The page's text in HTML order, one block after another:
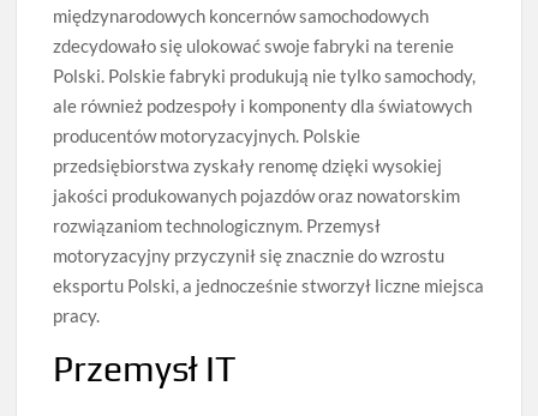
międzynarodowych koncernów samochodowych
zdecydowało się ulokować swoje fabryki na terenie
Polski. Polskie fabryki produkują nie tylko samochody,
ale również podzespoły i komponenty dla światowych
producentów motoryzacyjnych. Polskie
przedsiębiorstwa zyskały renomę dzięki wysokiej
jakości produkowanych pojazdów oraz nowatorskim
rozwiązaniom technologicznym. Przemysł
motoryzacyjny przyczynił się znacznie do wzrostu
eksportu Polski, a jednocześnie stworzył liczne miejsca
pracy.
Przemysł IT